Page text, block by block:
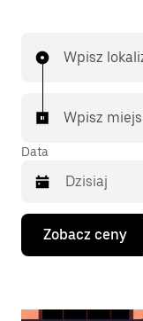
Wpisz
Wpisz
Data
Naciśnij
klawisz
strzałki
Zobacz ceny